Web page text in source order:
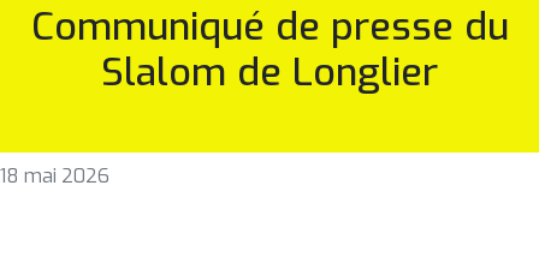
Communiqué de presse du
Slalom de Longlier
18 mai 2026